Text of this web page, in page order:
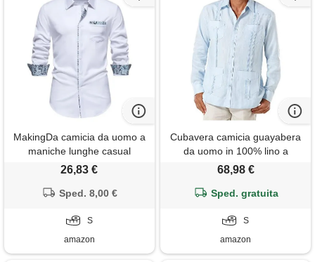
MakingDa camicia da uomo a
maniche lunghe casual
elegante formale aderente
bianco, s
26,83 €
Sped. 8,00 €
S
amazon
Cubavera camicia guayabera
da uomo in 100% lino a
quattro tasche a maniche
big & tall), blu cashmere, s
68,98 €
Sped. gratuita
S
amazon